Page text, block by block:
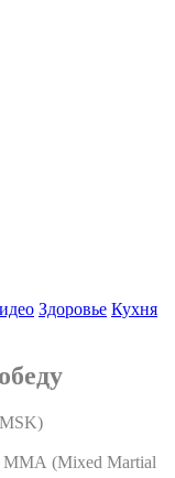
Здоровье Кухня
ММА (Mixed Martial